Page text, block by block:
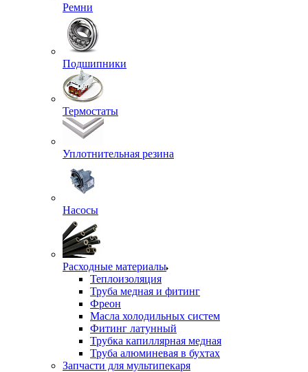
Ремни
Подшипники
Термостаты
Уплотнительная резина
Насосы
Расходные материалы
Теплоизоляция
Труба медная и фитинг
Фреон
Масла холодильных систем
Фитинг латунный
Трубка капиллярная медная
Труба алюминевая в бухтах
Запчасти для мультипекаря